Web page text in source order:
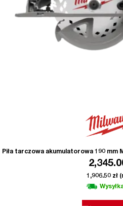
Piła tarczowa akumulatorowa 190 mm
1,906.50 zł